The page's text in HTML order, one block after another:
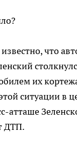
что
их
ситуации в
атташе
ДТП.